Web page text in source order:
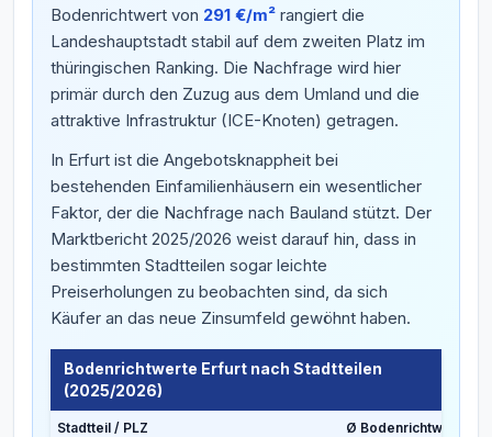
Bodenrichtwert von 291 €/m² rangiert die
Landeshauptstadt stabil auf dem zweiten Platz im
thüringischen Ranking. Die Nachfrage wird hier
primär durch den Zuzug aus dem Umland und die
attraktive Infrastruktur (ICE-Knoten) getragen.
In Erfurt ist die Angebotsknappheit bei
bestehenden Einfamilienhäusern ein wesentlicher
Faktor, der die Nachfrage nach Bauland stützt. Der
Marktbericht 2025/2026 weist darauf hin, dass in
bestimmten Stadtteilen sogar leichte
Preiserholungen zu beobachten sind, da sich
Käufer an das neue Zinsumfeld gewöhnt haben.
Bodenrichtwerte Erfurt nach Stadtteilen
(2025/2026)
Stadtteil / PLZ Ø Bodenrichtwert